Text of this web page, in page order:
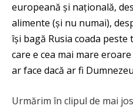
europeană și națională,
alimente (și nu numai),
își bagă Rusia coada
care e cea mai mare
ar face dacă ar fi
Urmărim în clipul de mai